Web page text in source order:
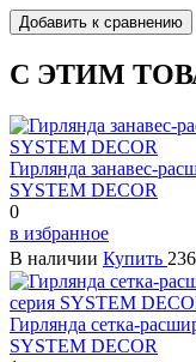
С ЭТИМ
Гирлянда занавес-
SYSTEM DECOR
0
в избранное
В наличии Купить
Гирлянда сетка-
SYSTEM DECOR